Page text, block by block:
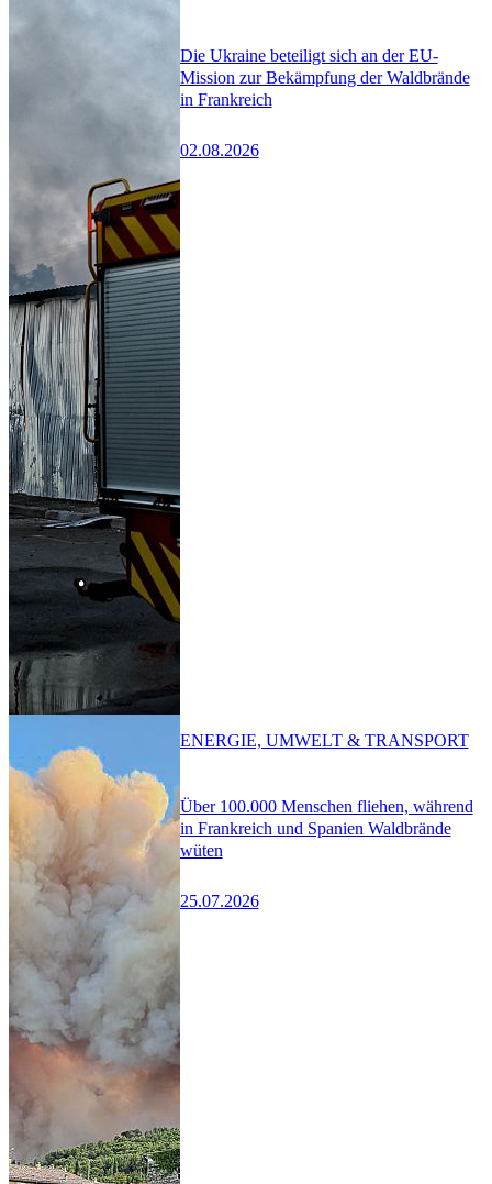
Die Ukraine beteiligt sich an der EU-
Mission zur Bekämpfung der Waldbrände
in Frankreich
02.08.2026
Über 100.000 Menschen fliehen, während
in Frankreich und Spanien Waldbrände
wüten
25.07.2026
ENERGIE, UMWELT & TRANSPORT